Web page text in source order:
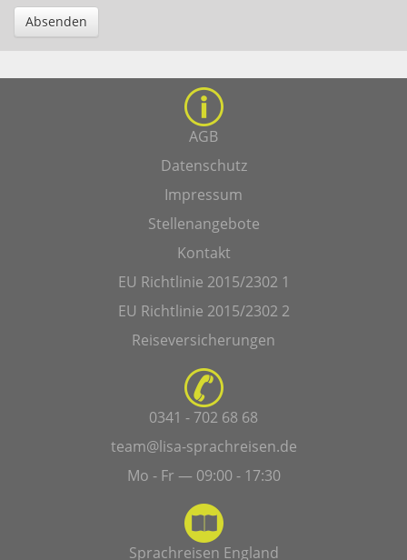
Absenden
AGB
Datenschutz
Impressum
Stellenangebote
Kontakt
EU Richtlinie 2015/2302 1
EU Richtlinie 2015/2302 2
Reiseversicherungen
0341 - 702 68 68
team@lisa-sprachreisen.de
Mo - Fr — 09:00 - 17:30
Sprachreisen England